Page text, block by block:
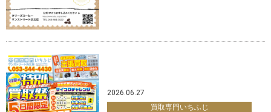
2026.06.27
買取専門いちふじ